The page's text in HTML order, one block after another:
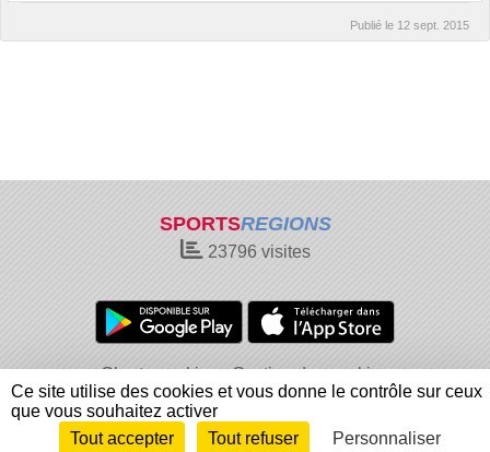
Publié le 12 sept. 2015
SPORTSREGIONS
23796visites
Charte cookies
Gestion des cookies
Informations légales
Signaler un contenu inapproprié
Envie de participer ? Connexion
Ce site utilise des cookies et vous donne le contrôle sur ceux
que vous souhaitez activer
Tout accepter
Tout refuser Personnaliser